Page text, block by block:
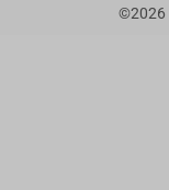
©2026